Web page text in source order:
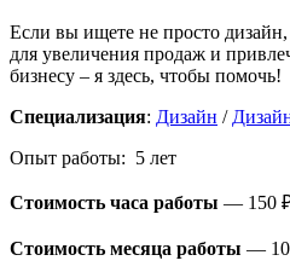
Если вы ищете не просто дизайн,
для увеличения продаж и
бизнесу – я здесь, чтобы помочь!
Специализация: Дизайн /
Опыт работы: 5 лет
Стоимость часа работы — 150
Стоимость месяца работы —